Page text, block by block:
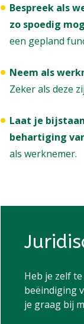
Bespreek als
zo spoedig
een gepland
Neem als
Zeker als deze
Laat je
behartiging
als werknemer.
Heb je zelf
beëindiging
je graag bij